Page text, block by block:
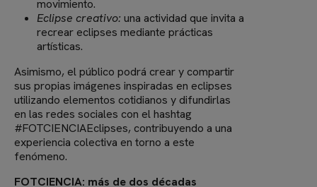
movimiento.
Eclipse creativo: una actividad que invita a
recrear eclipses mediante prácticas
artísticas.
Asimismo, el público podrá crear y compartir
sus propias imágenes inspiradas en eclipses
utilizando elementos cotidianos y difundirlas
en las redes sociales con el hashtag
#FOTCIENCIAEclipses, contribuyendo a una
experiencia colectiva en torno a este
fenómeno.
FOTCIENCIA: más de dos décadas